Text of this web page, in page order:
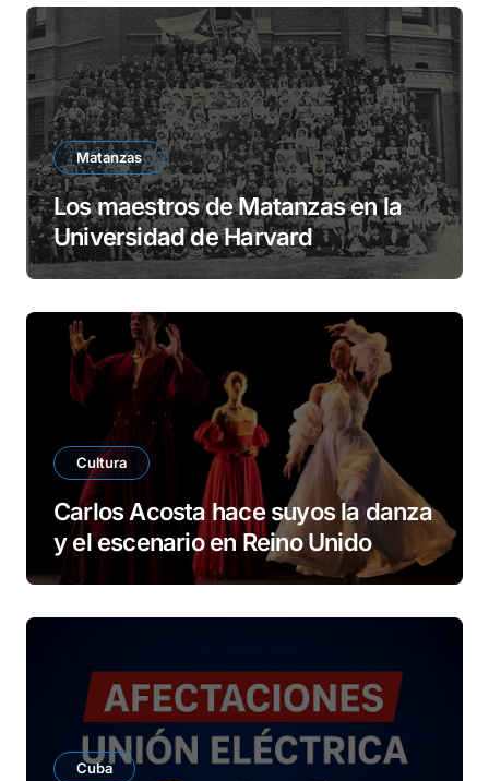
o
Matanzas
Los maestros de Matanzas en la
Universidad de Harvard
Cultura
Carlos Acosta hace suyos la danza
y el escenario en Reino Unido
Cuba